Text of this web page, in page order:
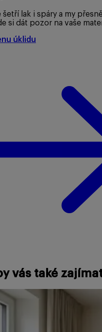
šetří lak i spáry a my
si dát pozor na vaše
úklidu
vás také